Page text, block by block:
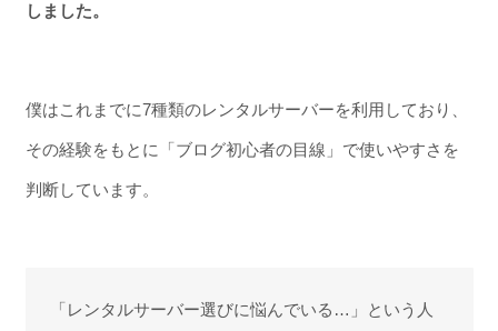
しました。
僕はこれまでに7種類のレンタルサーバーを利用しており、
その経験をもとに「ブログ初心者の目線」で使いやすさを
判断しています。
「レンタルサーバー選びに悩んでいる…」という人